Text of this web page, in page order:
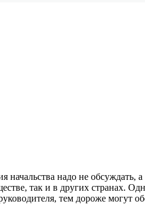
надо не обсуждать,
так и в других странах.
тем дороже могут